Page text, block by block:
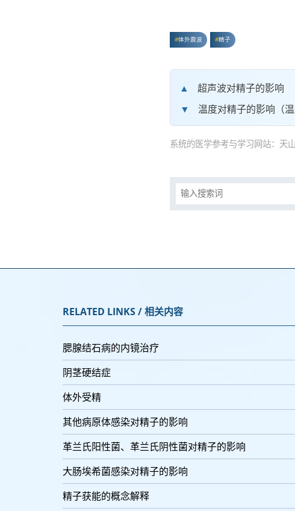
体外震波 精子
超声波对精子的影响
温度对精子的影响（
系统的医学参考与学习网站：天
RELATED LINKS / 相关内容
腮腺结石病的内镜治疗
阴茎硬结症
体外受精
其他病原体感染对精子的影响
革兰氏阳性菌、革兰氏阴性菌对精子的影响
大肠埃希菌感染对精子的影响
精子获能的概念解释